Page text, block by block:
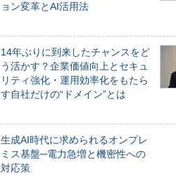
ョン変革とAI活用法
14年ぶりに到来したチャンスをど
う活かす？企業価値向上とセキュ
リティ強化・運用効率化をもたら
す自社だけの“ドメイン”とは
生成AI時代に求められるオンプレ
ミス基盤─電力急増と機密性への
対応策